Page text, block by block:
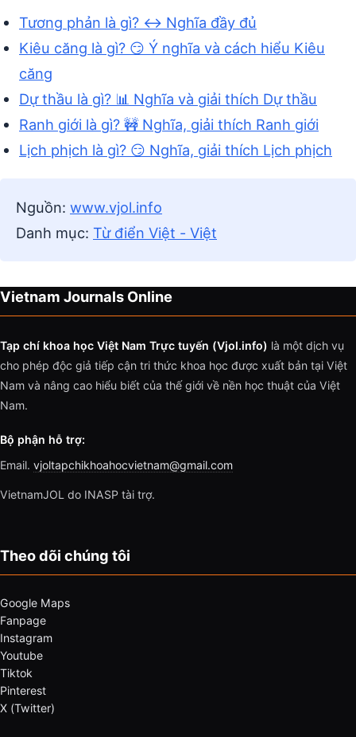
Tương phản là gì? ↔️ Nghĩa đầy đủ
Kiêu căng là gì? 😏 Ý nghĩa và cách hiểu Kiêu
căng
Dự thầu là gì? 📊 Nghĩa và giải thích Dự thầu
Ranh giới là gì? 🚧 Nghĩa, giải thích Ranh giới
Lịch phịch là gì? 😏 Nghĩa, giải thích Lịch phịch
Nguồn: www.vjol.info
Danh mục: Từ điển Việt - Việt
Vietnam Journals Online
Tạp chí khoa học Việt Nam Trực tuyến (Vjol.info) là một dịch vụ
cho phép độc giả tiếp cận tri thức khoa học được xuất bản tại Việt
Nam và nâng cao hiểu biết của thế giới về nền học thuật của Việt
Nam.
Bộ phận hỗ trợ:
Email. vjoltapchikhoahocvietnam@gmail.com
VietnamJOL do INASP tài trợ.
Theo dõi chúng tôi
Google Maps
Fanpage
Instagram
Youtube
Tiktok
Pinterest
X (Twitter)